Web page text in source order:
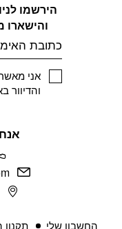
הירשמו
והישארו
אני
והדיוור
החשבון שלי